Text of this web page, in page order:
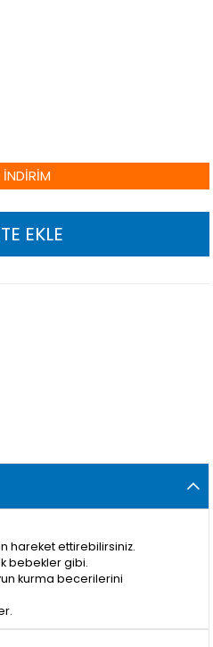
İNDIRIM
hareket ettirebilirsiniz.
bebekler gibi.
kurma becerilerini